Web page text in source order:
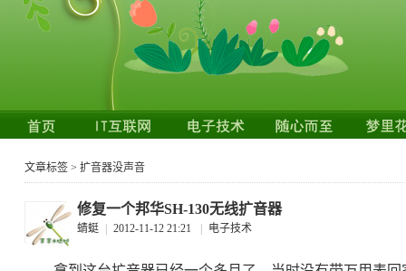
文章标签 > 扩音器没声音
修复一个邦华SH-130无线扩音器
蜻蜓 2012-11-12 21:21 电子技术